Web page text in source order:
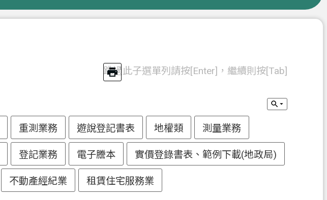
跳過此子選單列請按[Enter]，繼續則按[Tab]
重測業務 遊說登記書表 地權類 測量業務
登記業務 電子謄本 實價登錄書表、範例下載(地政局)
不動產經紀業 租賃住宅服務業